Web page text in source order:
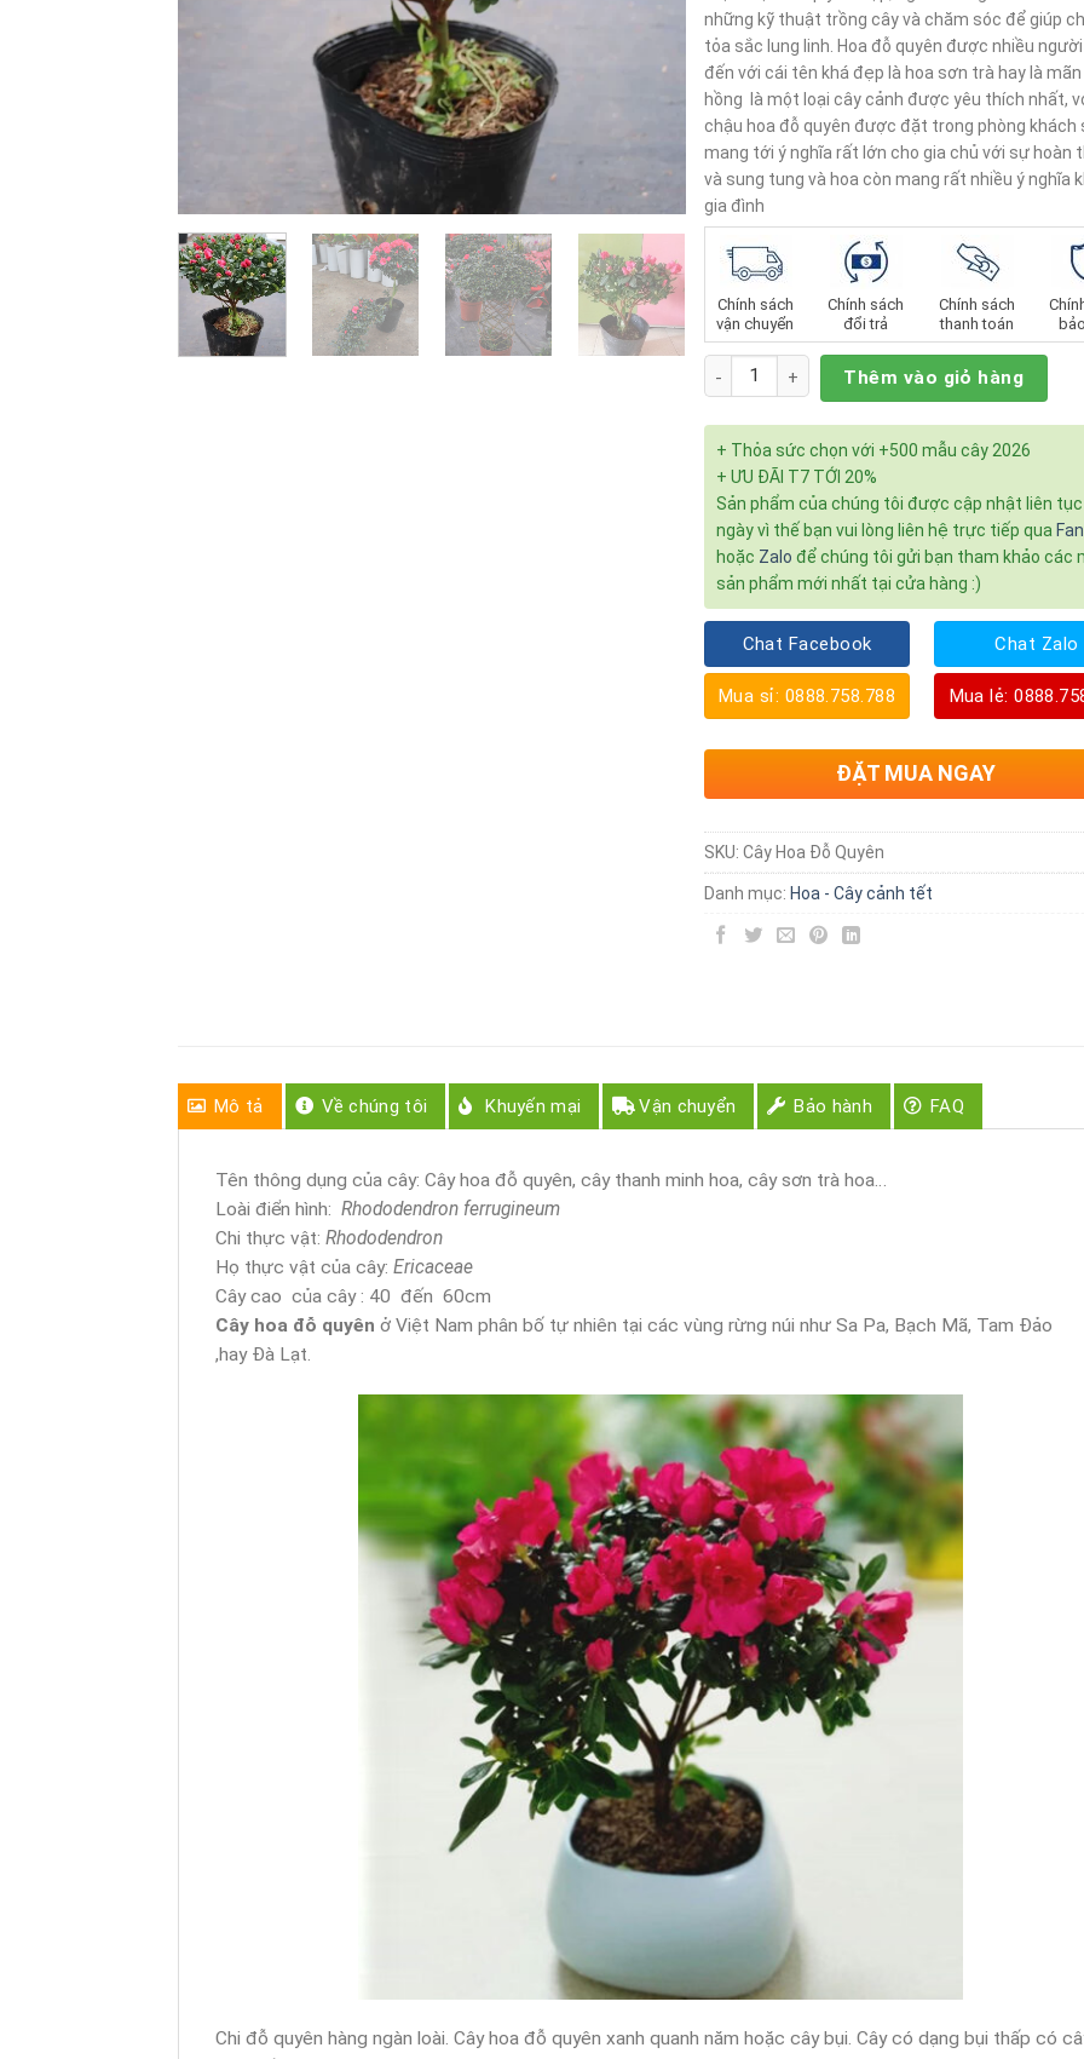
những kỹ thuật trồng cây và chăm sóc để giúp
tỏa sắc lung linh. Hoa đỗ quyên được nhiều
đến với cái tên khá đẹp là hoa sơn trà hay là
hồng là một loại cây cảnh được yêu thích nhất,
chậu hoa đỗ quyên được đặt trong phòng khách
mang tới ý nghĩa rất lớn cho gia chủ với sự hoàn
và sung tung và hoa còn mang rất nhiều ý nghĩa
gia đình
Chính sách
vận chuyển
Chính sách
đổi trả
Chính sách
thanh toán
Số lượng Thêm vào giỏ hàng
+ Thỏa sức chọn với +500 mẫu cây 2026
+ ƯU ĐÃI T7 TỚI 20%
Sản phẩm của chúng tôi được cập nhật liên
ngày vì thế bạn vui lòng liên hệ trực tiếp qua
hoặc Zalo để chúng tôi gửi bạn tham khảo các
sản phẩm mới nhất tại cửa hàng :)
Chat Facebook
Mua sỉ: 0888.758.788
Chat Zalo
Mua lẻ:
ĐẶT MUA NGAY
SKU: Cây Hoa Đỗ Quyên
Danh mục: Hoa - Cây cảnh tết
Mô tả Về chúng tôi Khuyến mại Vận chuyển Bảo hành FAQ
Tên thông dụng của cây: Cây hoa đỗ quyên, cây thanh minh hoa, cây sơn trà hoa…
Loài điển hình: Rhododendron ferrugineum
Chi thực vật: Rhododendron
Họ thực vật của cây: Ericaceae
Cây cao của cây : 40 đến 60cm
Cây hoa đỗ quyên ở Việt Nam phân bố tự nhiên tại các vùng rừng núi như Sa Pa, Bạch Mã, Tam Đảo
,hay Đà Lạt.
Chi đỗ quyên hàng ngàn loài. Cây hoa đỗ quyên xanh quanh năm hoặc cây bụi. Cây có dạng bụi thấp có